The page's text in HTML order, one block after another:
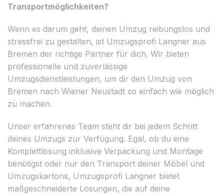
Transportmöglichkeiten?
Wenn es darum geht, deinen Umzug reibungslos und
stressfrei zu gestalten, ist Umzugsprofi Langner aus
Bremen der richtige Partner für dich. Wir bieten
professionelle und zuverlässige
Umzugsdienstleistungen, um dir den Umzug von
Bremen nach Wiener Neustadt so einfach wie möglich
zu machen.
Unser erfahrenes Team steht dir bei jedem Schritt
deines Umzugs zur Verfügung. Egal, ob du eine
Komplettlösung inklusive Verpackung und Montage
benötigst oder nur den Transport deiner Möbel und
Umzugskartons, Umzugsprofi Langner bietet
maßgeschneiderte Lösungen, die auf deine